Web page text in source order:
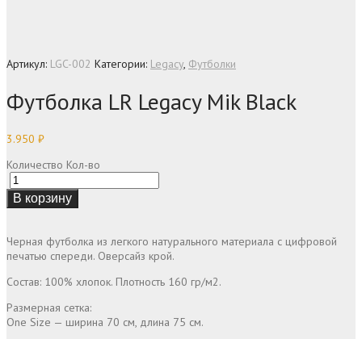
Артикул: LGC-002 Категории: Legacy, Футболки
Футболка LR Legacy Mik Black
3.950 ₽
Количество Кол-во
В корзину
Черная футболка из легкого натурального материала с цифровой
печатью спереди. Оверсайз крой.
Состав: 100% хлопок. Плотность 160 гр/м2.
Размерная сетка:
One Size — ширина 70 см, длина 75 см.